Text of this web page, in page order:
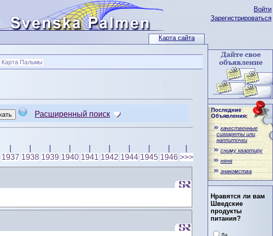
Карта сайта
Войти
Зарегистрироваться
Последние
Объявления:
качественные
сиггареты или
наппиточки
сниму квартиру
няня
знакомства
Нравятся ли вам
Шведские
продукты
питания?
Карта Пальмы
Расширенный поиск
1937 1938 1939 1940 1941 1942 1944 1945 1946 >>>